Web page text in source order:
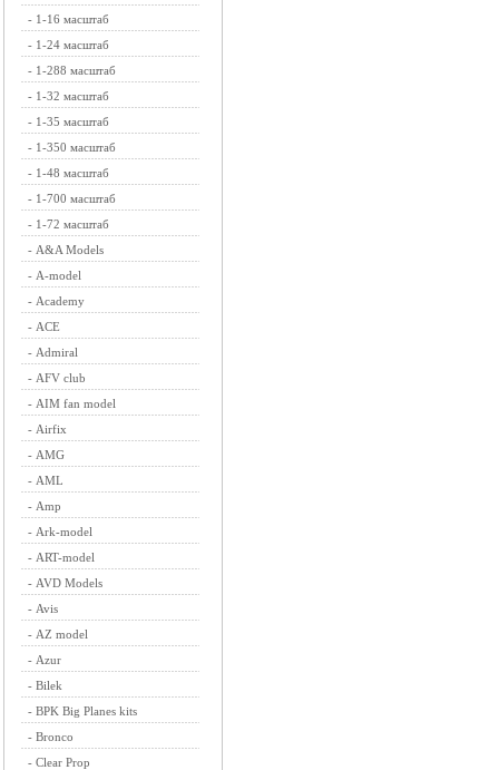
- 1-16 масштаб
- 1-24 масштаб
- 1-288 масштаб
- 1-32 масштаб
- 1-35 масштаб
- 1-350 масштаб
- 1-48 масштаб
- 1-700 масштаб
- 1-72 масштаб
- A&A Models
- A-model
- Academy
- ACE
- Admiral
- AFV club
- AIM fan model
- Airfix
- AMG
- AML
- Amp
- Ark-model
- ART-model
- AVD Models
- Avis
- AZ model
- Azur
- Bilek
- BPK Big Planes kits
- Bronco
- Clear Prop